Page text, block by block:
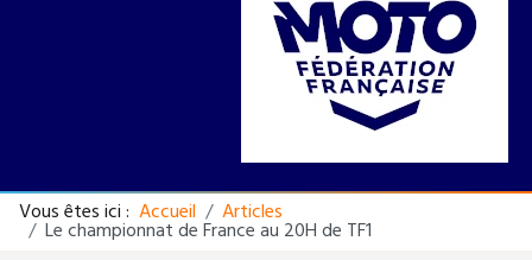
Vous êtes ici : Accueil Articles
Le championnat de France au 20H de TF1